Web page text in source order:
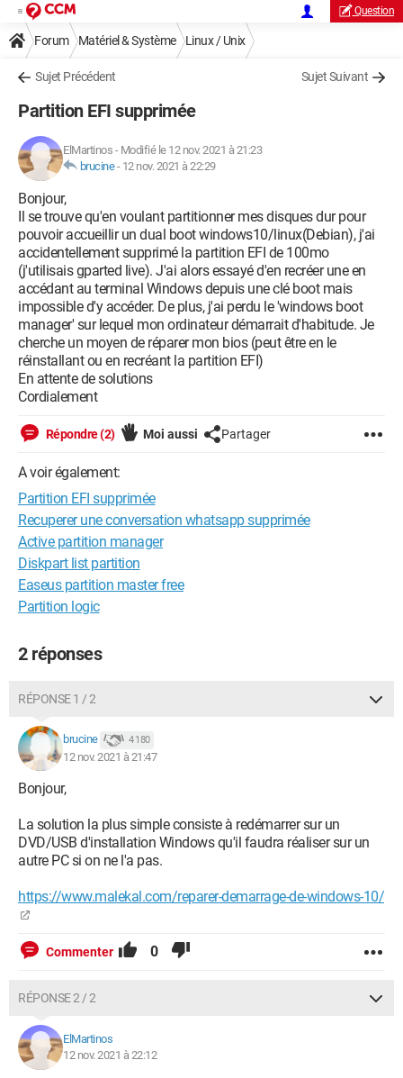
Question
Forum Matériel & Système Linux / Unix
Sujet Précédent Sujet Suivant
Partition EFI supprimée
ElMartinos - Modifié le 12 nov. 2021 à 21:23
brucine- 12 nov. 2021 à 22:29
Bonjour,
Il se trouve qu'en voulant partitionner mes disques dur pour
pouvoir accueillir un dual boot windows10/linux(Debian), j'ai
accidentellement supprimé la partition EFI de 100mo
(j'utilisais gparted live). J'ai alors essayé d'en recréer une en
accédant au terminal Windows depuis une clé boot mais
impossible d'y accéder. De plus, j'ai perdu le 'windows boot
manager' sur lequel mon ordinateur démarrait d'habitude. Je
cherche un moyen de réparer mon bios (peut être en le
réinstallant ou en recréant la partition EFI)
En attente de solutions
Cordialement
Répondre (2) Moi aussi Partager
A voir également:
Partition EFI supprimée
Recuperer une conversation whatsapp supprimée
Active partition manager
Diskpart list partition
Easeus partition master free
Partition logic
2 réponses
RÉPONSE 1 / 2
brucine 4 180
12 nov. 2021 à 21:47
Bonjour,
La solution la plus simple consiste à redémarrer sur un
DVD/USB d'installation Windows qu'il faudra réaliser sur un
autre PC si on ne l'a pas.
https://www.malekal.com/reparer-demarrage-de-windows-10/
Commenter 0
RÉPONSE 2 / 2
ElMartinos
12 nov. 2021 à 22:12